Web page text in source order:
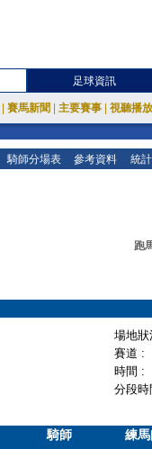
足球資訊
賽馬新聞 主要賽事 視聽播
騎師分場表 參考資料 統
跑
場地
賽道 :
時間 :
分段
騎師 練